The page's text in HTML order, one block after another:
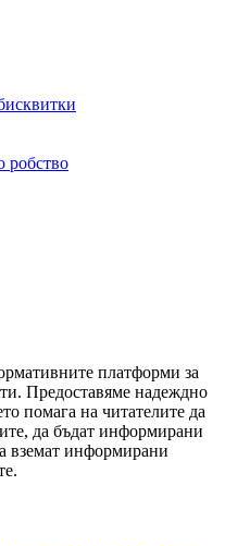
робство
платформи за
Предоставяме надеждно
помага на читателите да
да бъдат информирани
вземат информирани